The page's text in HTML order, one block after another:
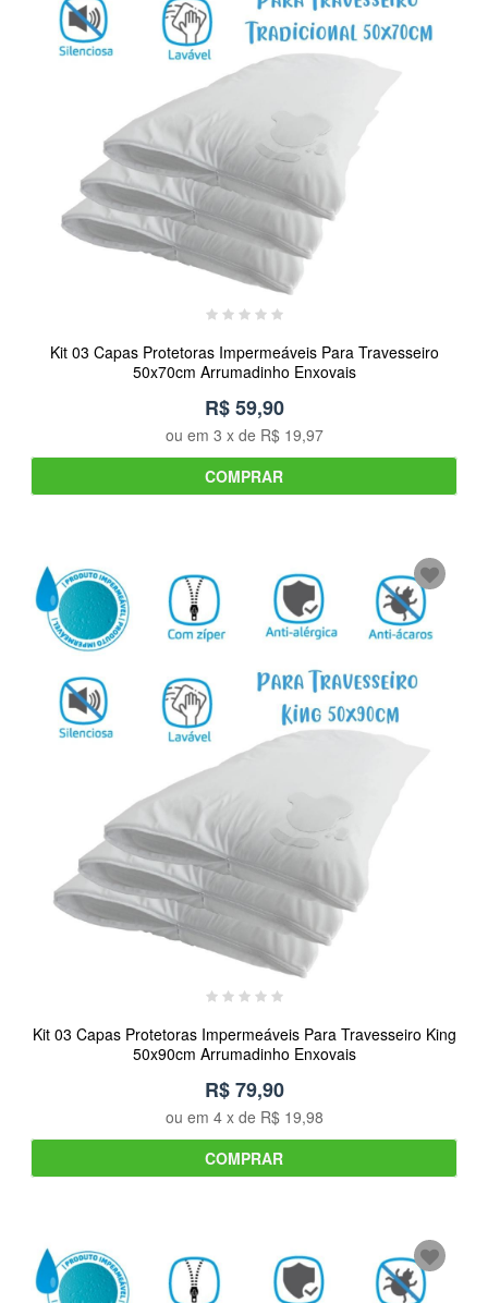
Kit 03 Capas Protetoras Impermeáveis Para Travesseiro
50x70cm Arrumadinho Enxovais
R$ 59,90
ou em 3 x de R$ 19,97
COMPRAR
Kit 03 Capas Protetoras Impermeáveis Para Travesseiro King
50x90cm Arrumadinho Enxovais
R$ 79,90
ou em 4x de R$ 19,98
COMPRAR